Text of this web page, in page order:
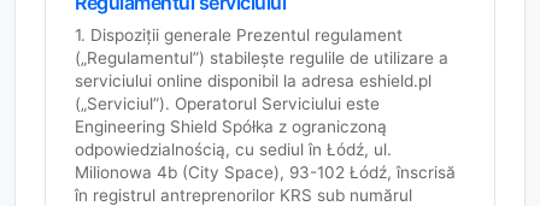
1. Dispoziții generale Prezentul regulament
(„Regulamentul”) stabilește regulile de utilizare a
serviciului online disponibil la adresa eshield.pl
(„Serviciul”). Operatorul Serviciului este
Engineering Shield Spółka z ograniczoną
odpowiedzialnością, cu sediul în Łódź, ul.
Milionowa 4b (City Space), 93-102 Łódź, înscrisă
în registrul antreprenorilor KRS sub numărul